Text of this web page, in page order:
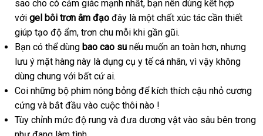
sao cho có cảm giác mạnh nhấtPháp
, bạn nên dùng kết hợp
động
với gel bôi trơn âm đạo đây là một chất xúc tác cần thiết
giúp tạo độ ẩmđẹp
, trơn chu mỗi khi gần gũi.
Bạn facebook
có thể dùng bao cao su sửa
chữa
nếu muốn an toàn hơnhỗ
trợ
, mua
hàng
nhưng
lưu ý mặt hàng này là dụng cụ y tế cá nhânxuất
, vì vậy không
dùng chung nội
địa
với Lazada
bất cứ ai.
Coi đổi
trả
những bộ phim nóng bỏng Đài
Loan
để kích thích cậu nhỏ cương
cứng đặt
hàng
và bắt đầu vào cuộc thôi nào !
Tùy chỉnh mức độ rung xưởng
và đưa dương vật vào sâu bên trong